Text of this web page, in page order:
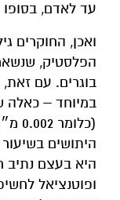
עד לאדם,
ואכן, החוקרים
הפלסטיק,
בוגרים. עם זאת,
היתושים
היא בעצם נתיב
ופוטנציאל